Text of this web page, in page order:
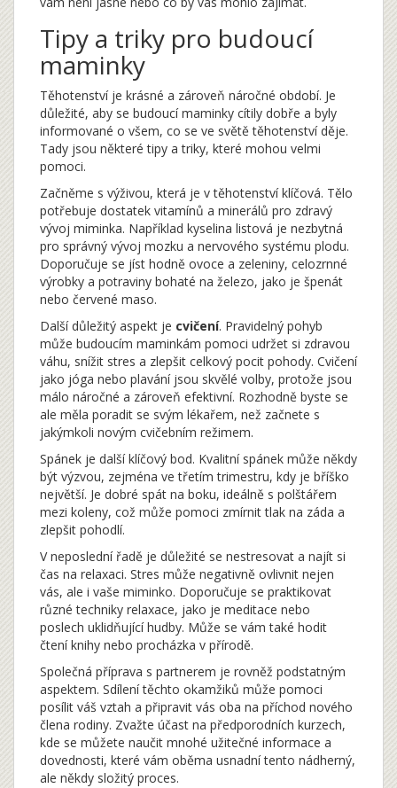
Tipy a triky pro budoucí
maminky
Těhotenství je krásné a zároveň náročné období. Je
důležité, aby se budoucí maminky cítily dobře a byly
informované o všem, co se ve světě těhotenství děje.
Tady jsou některé tipy a triky, které mohou velmi
pomoci.
Začněme s výživou, která je v těhotenství klíčová. Tělo
potřebuje dostatek vitamínů a minerálů pro zdravý
vývoj miminka. Například kyselina listová je nezbytná
pro správný vývoj mozku a nervového systému plodu.
Doporučuje se jíst hodně ovoce a zeleniny, celozrnné
výrobky a potraviny bohaté na železo, jako je špenát
nebo červené maso.
Další důležitý aspekt je cvičení. Pravidelný pohyb
může budoucím maminkám pomoci udržet si zdravou
váhu, snížit stres a zlepšit celkový pocit pohody. Cvičení
jako jóga nebo plavání jsou skvělé volby, protože jsou
málo náročné a zároveň efektivní. Rozhodně byste se
ale měla poradit se svým lékařem, než začnete s
jakýmkoli novým cvičebním režimem.
Spánek je další klíčový bod. Kvalitní spánek může někdy
být výzvou, zejména ve třetím trimestru, kdy je bříško
největší. Je dobré spát na boku, ideálně s polštářem
mezi koleny, což může pomoci zmírnit tlak na záda a
zlepšit pohodlí.
V neposlední řadě je důležité se nestresovat a najít si
čas na relaxaci. Stres může negativně ovlivnit nejen
vás, ale i vaše miminko. Doporučuje se praktikovat
různé techniky relaxace, jako je meditace nebo
poslech uklidňující hudby. Může se vám také hodit
čtení knihy nebo procházka v přírodě.
Společná příprava s partnerem je rovněž podstatným
aspektem. Sdílení těchto okamžiků může pomoci
posílit váš vztah a připravit vás oba na příchod nového
člena rodiny. Zvažte účast na předporodních kurzech,
kde se můžete naučit mnohé užitečné informace a
dovednosti, které vám oběma usnadní tento nádherný,
ale někdy složitý proces.